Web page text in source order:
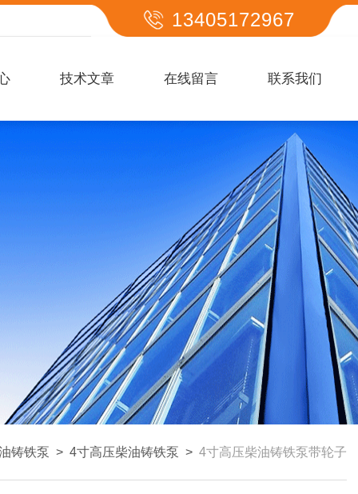
13405172967
技术文章 在线留言 联系我们
铸铁泵 > 4寸高压柴油铸铁泵 > 4寸高压柴油铸铁泵带轮子